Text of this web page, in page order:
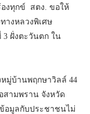
องทุกข์ สตง. ขอให้
างหลวงพิเศษ
3 ฝั่งตะวันตก ใน
หมู่บ้านพฤกษาวิลล์ 44
สามพราน จังหวัด
อมูลกับประชาชนไม่